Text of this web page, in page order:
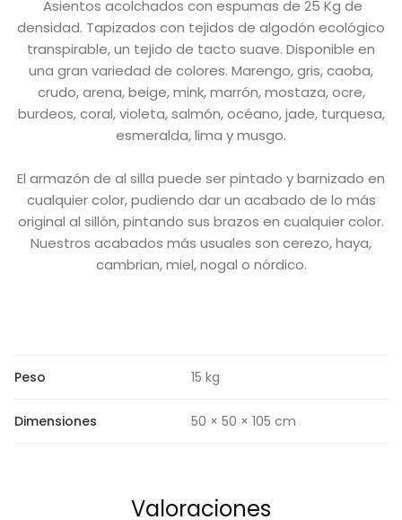
Asientos acolchados con espumas de 25 Kg de
densidad. Tapizados con tejidos de algodón ecológico
transpirable, un tejido de tacto suave. Disponible en
una gran variedad de colores. Marengo, gris, caoba,
crudo, arena, beige, mink, marrón, mostaza, ocre,
burdeos, coral, violeta, salmón, océano, jade, turquesa,
esmeralda, lima y musgo.
El armazón de al silla puede ser pintado y barnizado en
cualquier color, pudiendo dar un acabado de lo más
original al sillón, pintando sus brazos en cualquier color.
Nuestros acabados más usuales son cerezo, haya,
cambrian, miel, nogal o nórdico.
Peso 15 kg
Dimensiones 50 × 50 × 105 cm
Valoraciones